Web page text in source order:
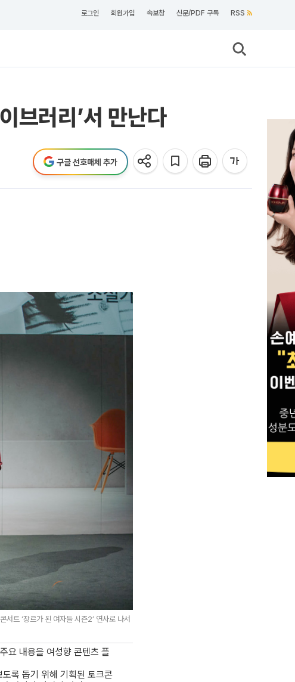
로그인 회원가입 속보창 신문/PDF 구독 RSS
브러리’서 만난다
구글 선호매체 추가
트 ‘장르가 된 여자들 시즌2’ 연사로 나서
요 내용을 여성향 콘텐츠 플
록 돕기 위해 기획된 토크콘